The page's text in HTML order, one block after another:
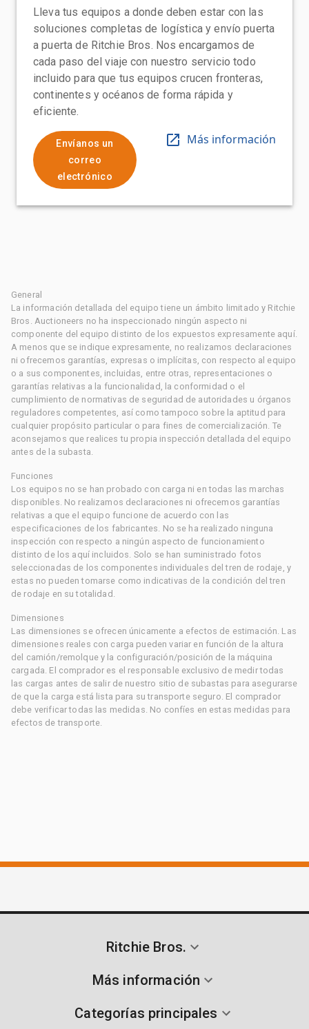
Lleva tus equipos a donde deben estar con las
soluciones completas de logística y envío puerta
a puerta de Ritchie Bros. Nos encargamos de
cada paso del viaje con nuestro servicio todo
incluido para que tus equipos crucen fronteras,
continentes y océanos de forma rápida y
eficiente.
Envíanos un
correo
electrónico
Más información
General
La información detallada del equipo tiene un ámbito limitado y Ritchie
Bros. Auctioneers no ha inspeccionado ningún aspecto ni
componente del equipo distinto de los expuestos expresamente aquí.
A menos que se indique expresamente, no realizamos declaraciones
ni ofrecemos garantías, expresas o implícitas, con respecto al equipo
o a sus componentes, incluidas, entre otras, representaciones o
garantías relativas a la funcionalidad, la conformidad o el
cumplimiento de normativas de seguridad de autoridades u órganos
reguladores competentes, así como tampoco sobre la aptitud para
cualquier propósito particular o para fines de comercialización. Te
aconsejamos que realices tu propia inspección detallada del equipo
antes de la subasta.
Funciones
Los equipos no se han probado con carga ni en todas las marchas
disponibles. No realizamos declaraciones ni ofrecemos garantías
relativas a que el equipo funcione de acuerdo con las
especificaciones de los fabricantes. No se ha realizado ninguna
inspección con respecto a ningún aspecto de funcionamiento
distinto de los aquí incluidos. Solo se han suministrado fotos
seleccionadas de los componentes individuales del tren de rodaje, y
estas no pueden tomarse como indicativas de la condición del tren
de rodaje en su totalidad.
Dimensiones
Las dimensiones se ofrecen únicamente a efectos de estimación. Las
dimensiones reales con carga pueden variar en función de la altura
del camión/remolque y la configuración/posición de la máquina
cargada. El comprador es el responsable exclusivo de medir todas
las cargas antes de salir de nuestro sitio de subastas para asegurarse
de que la carga está lista para su transporte seguro. El comprador
debe verificar todas las medidas. No confíes en estas medidas para
efectos de transporte.
Ritchie Bros.
Más información
Categorías principales